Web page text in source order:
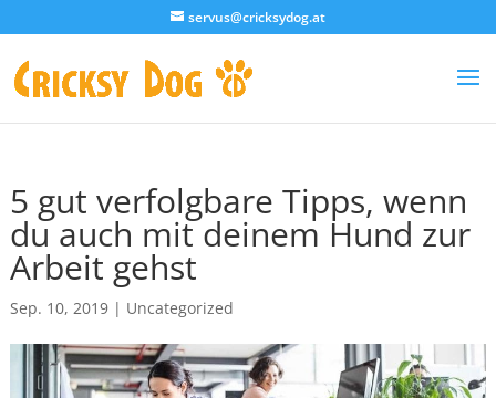
servus@cricksydog.at
5 gut verfolgbare Tipps, wenn
du auch mit deinem Hund zur
Arbeit gehst
Sep. 10, 2019| Uncategorized